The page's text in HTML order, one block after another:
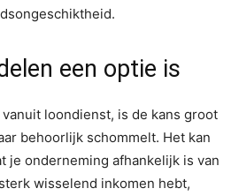
een optie is
loondienst, is de kans groot
behoorlijk schommelt. Het kan
je onderneming afhankelijk is van
wisselend inkomen hebt,